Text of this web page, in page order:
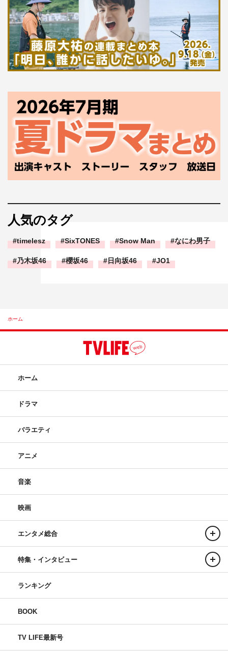
人気のタグ
timelesz SixTONES Snow Man なにわ男子
乃木坂46 櫻坂46 日向坂46 JO1
ホーム
ホーム
ドラマ
バラエティ
アニメ
音楽
映画
エンタメ総合
特集・インタビュー
ランキング
BOOK
TV LIFE最新号